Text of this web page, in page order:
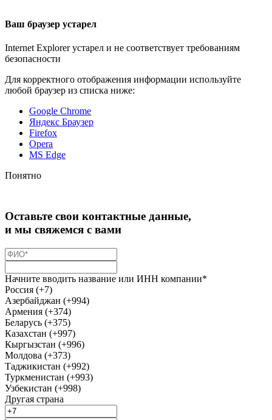
Ваш браузер устарел
Internet Explorer устарел и не соответствует требованиям
безопасности
Для корректного отображения информации используйте
любой браузер из списка ниже:
Google Chrome
Яндекс Браузер
Firefox
Opera
MS Edge
Понятно
Оставьте свои контактные данные,
и мы свяжемся с вами
Начните вводить название или ИНН компании*
Россия (+7)
Азербайджан (+994)
Армения (+374)
Беларусь (+375)
Казахстан (+997)
Кыргызстан (+996)
Молдова (+373)
Таджикистан (+992)
Туркменистан (+993)
Узбекистан (+998)
Другая страна